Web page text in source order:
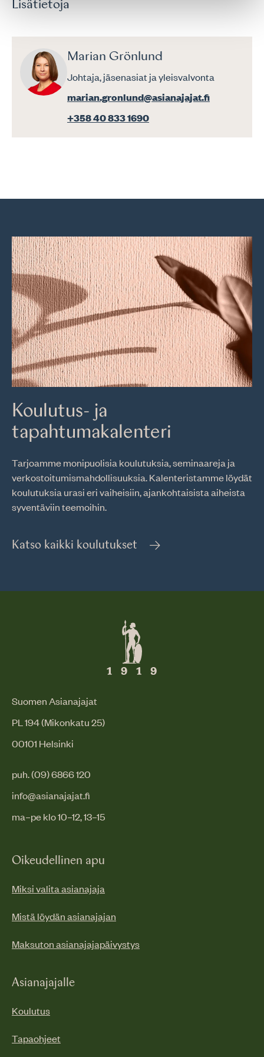
Lisätietoja
Marian Grönlund
Johtaja, jäsenasiat ja yleisvalvonta
marian.gronlund@asianajajat.fi
+358 40 833 1690
Koulutus- ja
tapahtumakalenteri
Tarjoamme monipuolisia koulutuksia, seminaareja ja
verkostoitumismahdollisuuksia. Kalenteristamme löydät
koulutuksia urasi eri vaiheisiin, ajankohtaisista aiheista
syventäviin teemoihin.
Katso kaikki koulutukset
Suomen Asianajajat
PL 194 (Mikonkatu 25)
00101 Helsinki
puh. (09) 6866 120
info@asianajajat.fi
ma–pe klo 10–12, 13–15
Oikeudellinen apu
Miksi valita asianajaja
Mistä löydän asianajajan
Maksuton asianajajapäivystys
Asianajajalle
Koulutus
Tapaohjeet